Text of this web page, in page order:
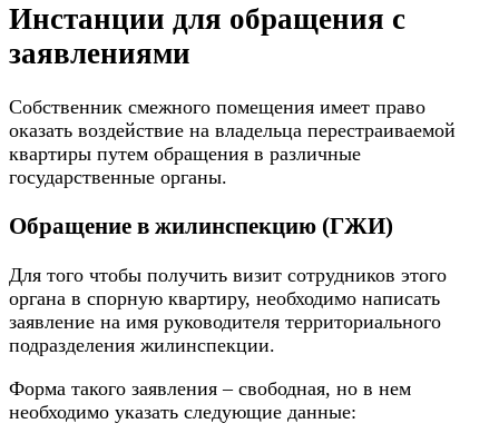
Инстанции для обращения с
заявлениями
Собственник смежного помещения имеет право
оказать воздействие на владельца перестраиваемой
квартиры путем обращения в различные
государственные органы.
Обращение в жилинспекцию (ГЖИ)
Для того чтобы получить визит сотрудников этого
органа в спорную квартиру, необходимо написать
заявление на имя руководителя территориального
подразделения жилинспекции.
Форма такого заявления – свободная, но в нем
необходимо указать следующие данные: